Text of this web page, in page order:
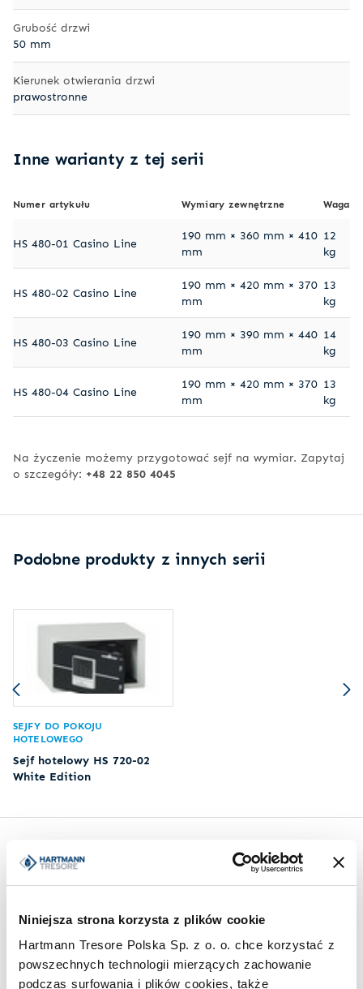
Niniejsza strona korzysta z plików cookie
Hartmann Tresore Polska Sp. z o. o. chce korzystać z
powszechnych technologii mierzących zachowanie
podczas surfowania i plików cookies, także
Grubość drzwi
50 mm
Kierunek otwierania drzwi
prawostronne
Inne warianty z tej serii
Numer artykułu Wymiary zewnętrzne Waga
HS 480-01 Casino Line
190 mm × 360 mm × 410
mm
12
kg
HS 480-02 Casino Line
190 mm × 420 mm × 370
mm
13
kg
HS 480-03 Casino Line
190 mm × 390 mm × 440
mm
14
kg
HS 480-04 Casino Line
190 mm × 420 mm × 370
mm
13
kg
Na życzenie możemy przygotować sejf na wymiar. Zapytaj
o szczegóły: +48 22 850 4045
Podobne produkty z innych serii
SEJFY DO POKOJU
HOTELOWEGO
Sejf hotelowy HS 720-02
White Edition
Inspiracje